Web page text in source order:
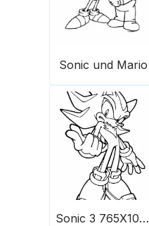
Sonic und Mario
Sonic 3 765X1024